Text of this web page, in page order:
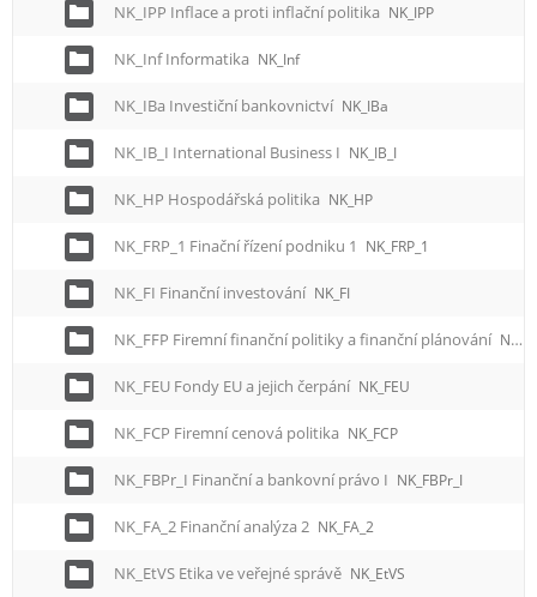
NK_IPP Inflace a proti inflační politika NK_IPP
NK_Inf Informatika NK_Inf
NK_IBa Investiční bankovnictví NK_IBa
NK_IB_I International Business I NK_IB_I
NK_HP Hospodářská politika NK_HP
NK_FRP_1 Finační řízení podniku 1 NK_FRP_1
NK_FI Finanční investování NK_FI
NK_FFP Firemní finanční politiky a finanční plánování NK_FFP
NK_FEU Fondy EU a jejich čerpání NK_FEU
NK_FCP Firemní cenová politika NK_FCP
NK_FBPr_I Finanční a bankovní právo I NK_FBPr_I
NK_FA_2 Finanční analýza 2 NK_FA_2
NK_EtVS Etika ve veřejné správě NK_EtVS